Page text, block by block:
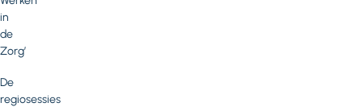
in
de
Zorg’
De
regiosessies